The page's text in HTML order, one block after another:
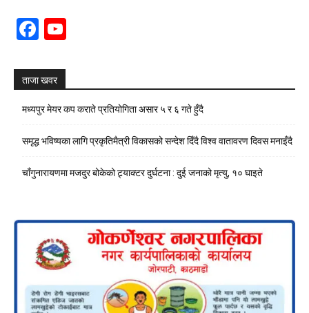
Facebook
ताजा खवर
मध्यपुर मेयर कप कराते प्रतियोगिता असार ५ र ६ गते हुँदै
समृद्ध भविष्यका लागि प्रकृतिमैत्री विकासको सन्देश दिँदै विश्व वातावरण दिवस मनाइँदै
चाँगुनारायणमा मजदुर बोकेको ट्र्याक्टर दुर्घटना : दुई जनाको मृत्यु, १० घाइते